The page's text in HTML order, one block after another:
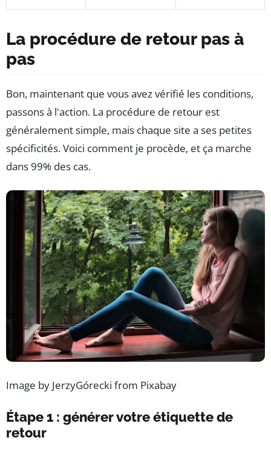
La procédure de retour pas à
pas
Bon, maintenant que vous avez vérifié les conditions,
passons à l'action. La procédure de retour est
généralement simple, mais chaque site a ses petites
spécificités. Voici comment je procède, et ça marche
dans 99% des cas.
Image by JerzyGórecki from Pixabay
Étape 1 : générer votre étiquette de
retour